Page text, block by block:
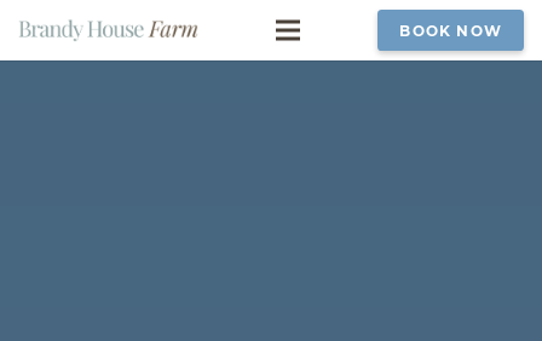
BOOK NOW